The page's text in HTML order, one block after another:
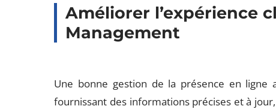
Améliorer l’expérience
Management
Une bonne gestion de la présence en ligne
fournissant des informations précises et à